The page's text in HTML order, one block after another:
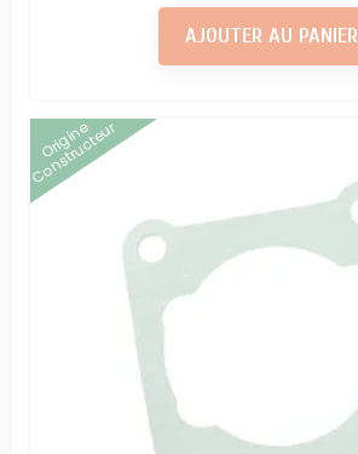
AJOUTER AU PANIER
Origine
Constructeur